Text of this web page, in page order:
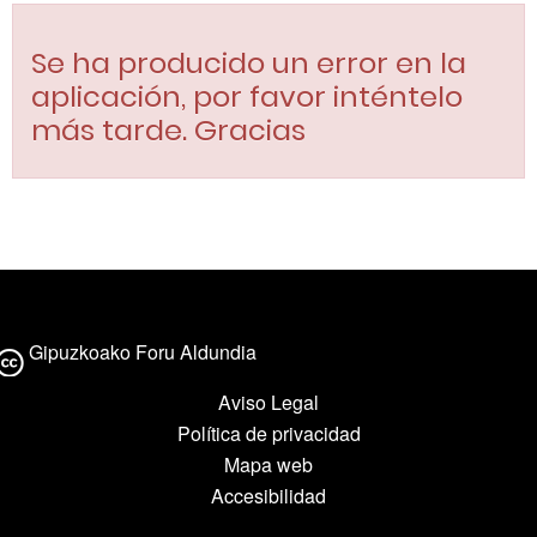
Se ha producido un error en la
aplicación, por favor inténtelo
más tarde. Gracias
Gipuzkoako Foru Aldundia
Aviso Legal
Política de privacidad
Mapa web
Accesibilidad